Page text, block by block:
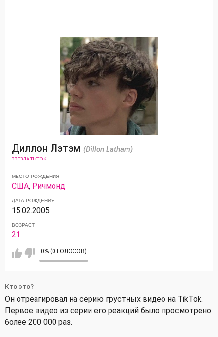
Диллон Лэтэм (Dillon Latham)
ЗВЕЗДА TIKTOK
МЕСТО РОЖДЕНИЯ
США, Ричмонд
ДАТА РОЖДЕНИЯ
15.02.2005
ВОЗРАСТ
21
0% (0 ГОЛОСОВ)
Кто это?
Он отреагировал на серию грустных видео на TikTok.
Первое видео из серии его реакций было просмотрено
более 200 000 раз.